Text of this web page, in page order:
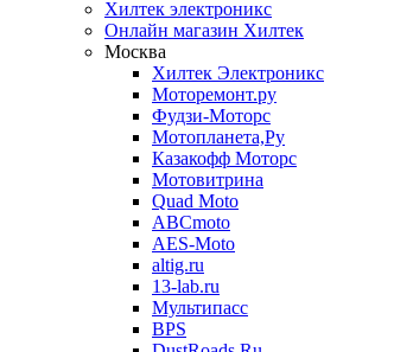
Хилтек электроникс
Онлайн магазин Хилтек
Москва
Хилтек Электроникс
Моторемонт.ру
Фудзи-Моторс
Мотопланета,Ру
Казакофф Моторс
Мотовитрина
Quad Moto
ABCmoto
AES-Moto
altig.ru
13-lab.ru
Мультипасс
BPS